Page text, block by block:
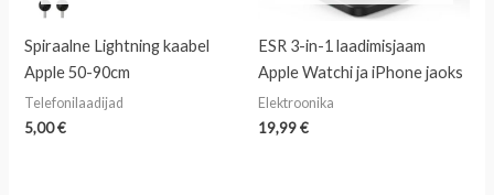
Spiraalne Lightning kaabel
Apple 50-90cm
Telefonilaadijad
5,00€
ESR 3-in-1 laadimisjaam
Apple Watchi ja iPhone jaoks
Elektroonika
19,99€